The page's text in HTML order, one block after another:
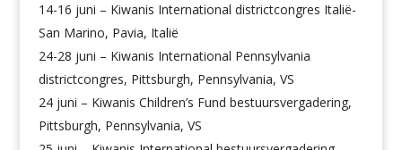
14-16 juni – Kiwanis International districtcongres Italië-
San Marino, Pavia, Italië
24-28 juni – Kiwanis International Pennsylvania
districtcongres, Pittsburgh, Pennsylvania, VS
24 juni – Kiwanis Children’s Fund bestuursvergadering,
Pittsburgh, Pennsylvania, VS